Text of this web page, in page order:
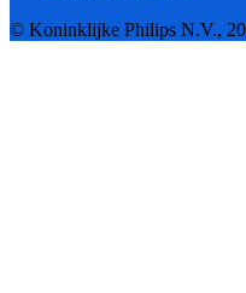
© Koninklijke Philips N.V.,